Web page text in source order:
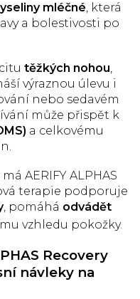
mléčné, která
a bolestivosti po
těžkých nohou,
výraznou úlevu i
nebo sedavém
může přispět k
a celkovému
AERIFY ALPHAS
terapie podporuje
, pomáhá odvádět
vzhledu pokožky.
Recovery
návleky na